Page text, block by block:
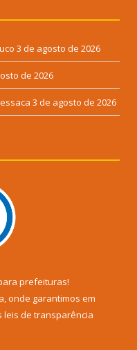
3 de agosto de 2026
de 2026
3 de agosto de 2026
prefeituras!
onde garantimos em
leis de transparência